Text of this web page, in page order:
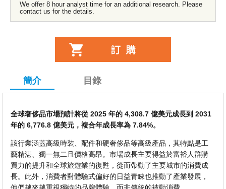
We offer 8 hour analyst time for an additional research. Please
contact us for the details.
簡介 目錄
全球奢侈品市場預計將從 2025 年的 4,308.7 億美元成長到 2031
年的 6,776.8 億美元，複合年成長率為 7.84%。
該行業涵蓋高級時裝、配件和硬奢侈品等高級產品，其特點是工
藝精湛、獨一無二且價格高昂。市場成長主要得益於富裕人群購
買力的提升和全球旅遊業的復甦，從而帶動了主要城市的消費成
長。此外，消費者對體驗式偏好的日益青睞也推動了產業發展，